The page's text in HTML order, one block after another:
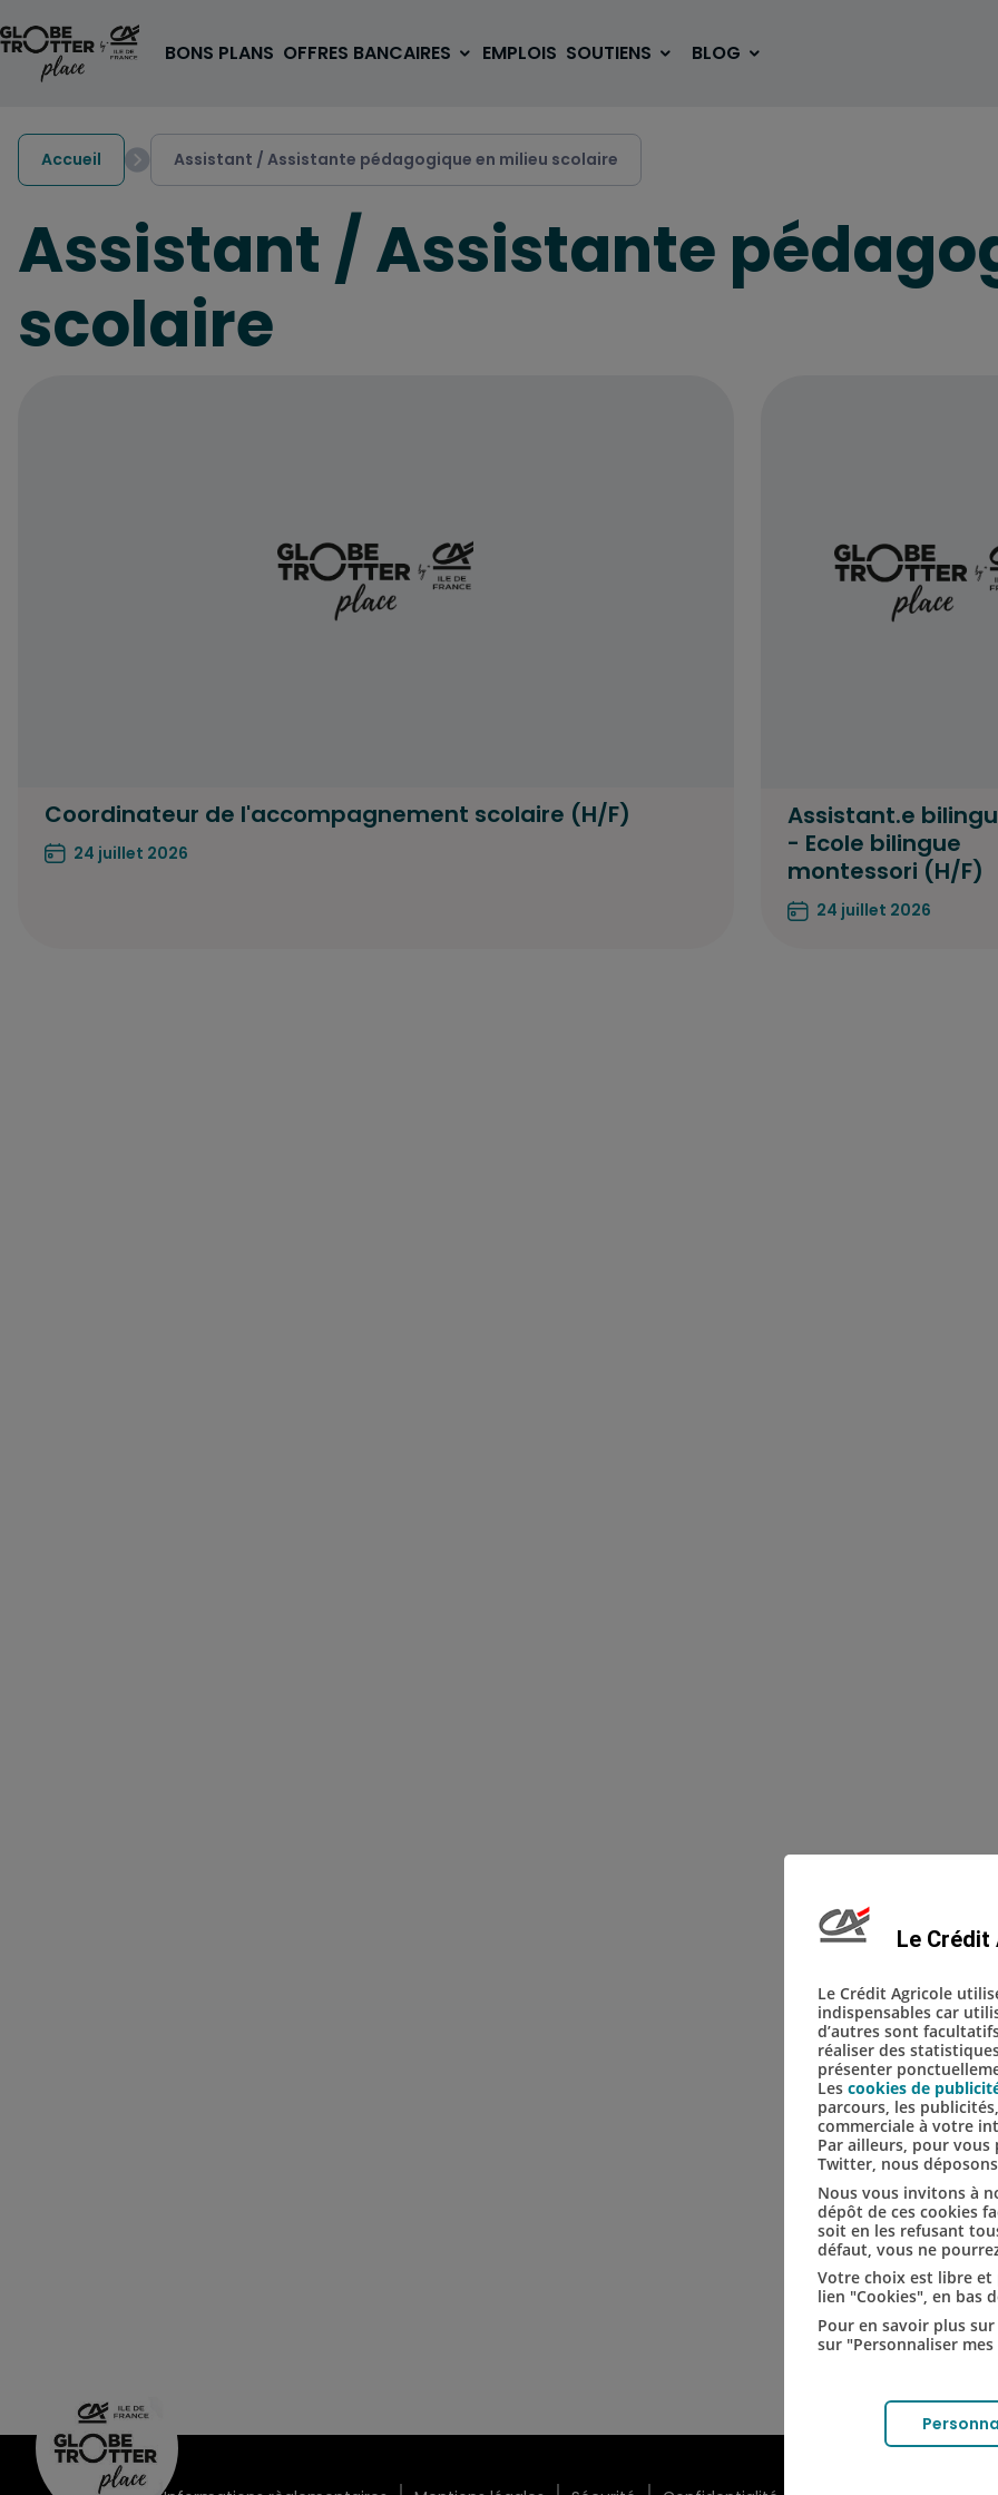
BONS PLANS OFFRES BANCAIRES EMPLOIS SOUTIENS BLOG
A PARTIR DE 3€
1 carte, 0 frais à l'étranger
pour les 18/30 ans
SE LOGER BOUGER
Accueil Assistant / Assistante pédagogique en milieu scolaire
Assistant / Assistante
scolaire
Coordinateur de l'accompagnement scolaire (H/F)
24 juillet 2026
Assistant.e
- Ecole bilingue
montessori (H/F)
24 juillet 2026
Le
Le Crédit Agricole
indispensables car
d’autres sont
réaliser des
présenter
Les cookies de
parcours, les
commerciale à votre
Par ailleurs, pour
Twitter, nous
Nous vous invitons à
dépôt de ces cookies
soit en les refusant
défaut, vous ne
Votre choix est libre
lien "Cookies", en bas
Pour en savoir plus
sur "Personnaliser